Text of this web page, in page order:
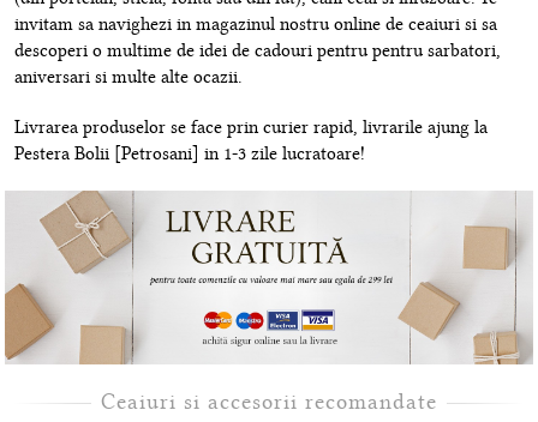
invitam sa navighezi in magazinul nostru online de ceaiuri si sa
descoperi o multime de idei de cadouri pentru pentru sarbatori,
aniversari si multe alte ocazii.
Livrarea produselor se face prin curier rapid, livrarile ajung la
Pestera Bolii [Petrosani] in 1-3 zile lucratoare!
Ceaiuri si accesorii recomandate